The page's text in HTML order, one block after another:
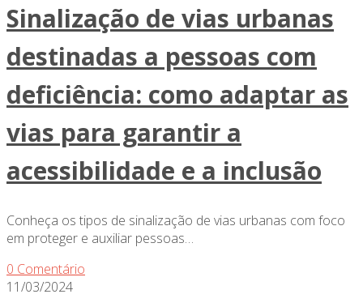
Sinalização de vias urbanas
destinadas a pessoas com
deficiência: como adaptar as
vias para garantir a
acessibilidade e a inclusão
Conheça os tipos de sinalização de vias urbanas com foco
em proteger e auxiliar pessoas…
0 Comentário
11/03/2024